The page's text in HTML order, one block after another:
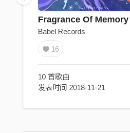
Fragrance Of Memory
Babel Records
16
10 首歌曲
发表时间 2018-11-21